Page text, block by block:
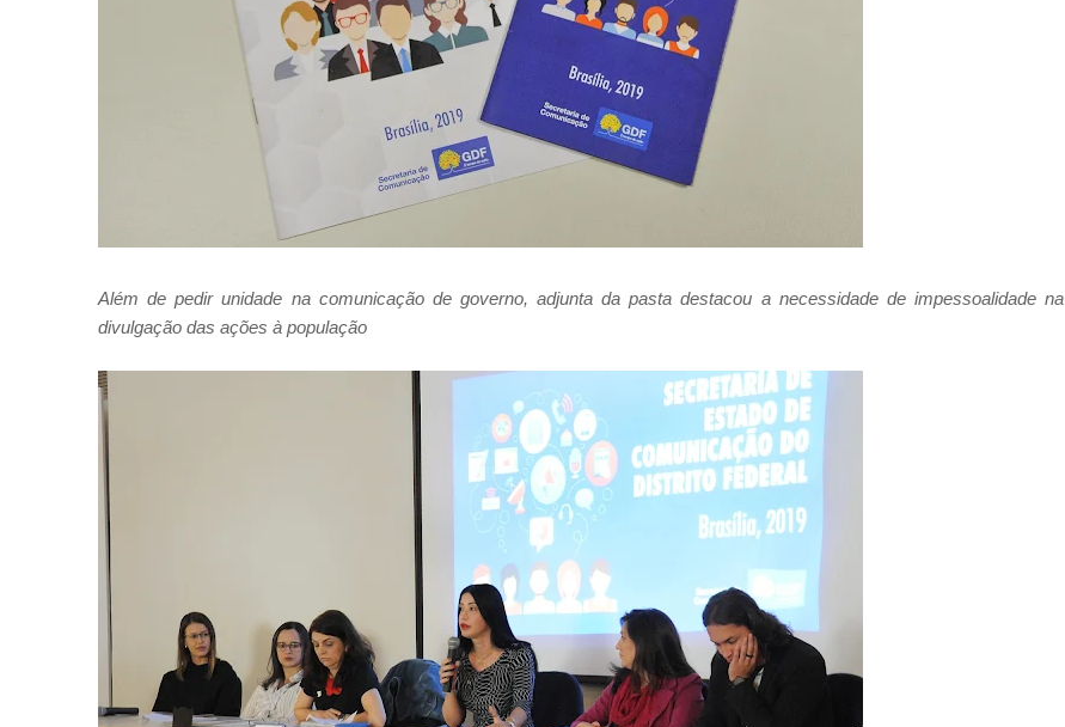
Além de pedir unidade na comunicação de governo, adjunta da pasta destacou a necessidade de impessoalidade na
divulgação das ações à população